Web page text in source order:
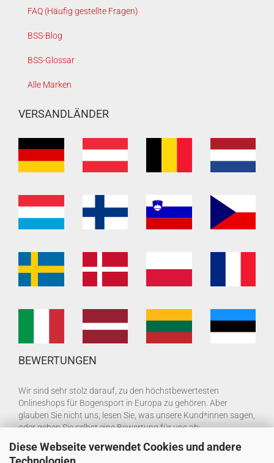
Diese Webseite verwendet Cookies und andere
FAQ (Häufig gestellte Fragen)
BSS-Blog
BSS-Glossar
Alle Marken
VERSANDLÄNDER
BEWERTUNGEN
Wir sind sehr stolz darauf, zu den höchstbewertesten
Onlineshops für Bogensport in Europa zu gehören. Aber
glauben Sie nicht uns, lesen Sie, was unsere Kund*innen sagen,
oder geben Sie selbst eine Bewertung für uns ab: